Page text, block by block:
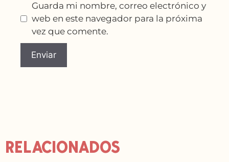
Guarda mi nombre, correo electrónico y
web en este navegador para la próxima
vez que comente.
RELACIONADOS